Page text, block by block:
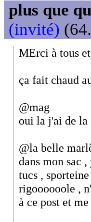
plus que
(invité)
MErci à tous
ça fait chaud
@mag
oui la j'ai de la
@la belle
dans mon sac
tucs ,
rigoooooole ,
à ce post et